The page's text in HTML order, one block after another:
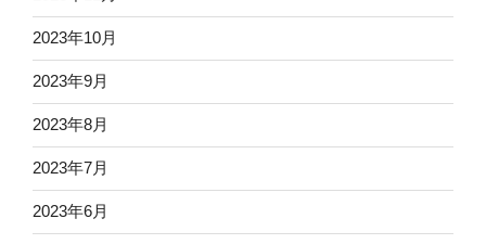
2023年10月
2023年9月
2023年8月
2023年7月
2023年6月